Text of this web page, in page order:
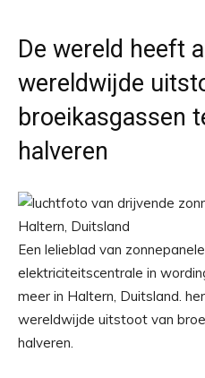
De wereld heeft
wereldwijde
broeikasgassen
halveren
Een lelieblad van
elektriciteitscentrale in
meer in Haltern, Duitsland.
wereldwijde uitstoot van
halveren.